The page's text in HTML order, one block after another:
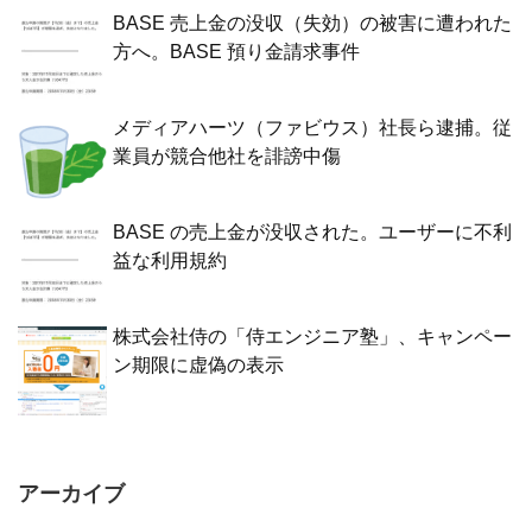
BASE 売上金の没収（失効）の被害に遭われた
方へ。BASE 預り金請求事件
メディアハーツ（ファビウス）社長ら逮捕。従
業員が競合他社を誹謗中傷
BASE の売上金が没収された。ユーザーに不利
益な利用規約
株式会社侍の「侍エンジニア塾」、キャンペー
ン期限に虚偽の表示
アーカイブ